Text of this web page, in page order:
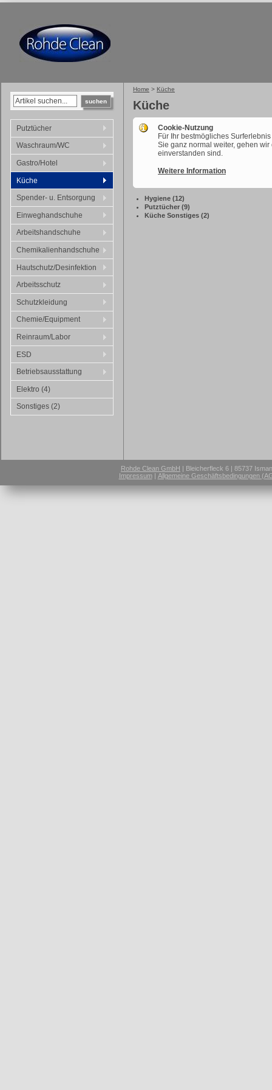
suchen
Putztücher
Waschraum/WC
Gastro/Hotel
Küche
Spender- u. Entsorgung
Einweghandschuhe
Arbeitshandschuhe
Chemikalienhandschuhe
Hautschutz/Desinfektion
Arbeitsschutz
Schutzkleidung
Chemie/Equipment
Reinraum/Labor
ESD
Betriebsausstattung
Elektro (4)
Sonstiges (2)
Home > Küche
Küche
Cookie-Nutzung
Für Ihr bestmögliches
Sie ganz normal weiter, gehen
einverstanden sind.
Weitere Information
Hygiene (12)
Putztücher (9)
Küche Sonstiges (2)
Rohde Clean GmbH | Bleicherfleck 6 | 85737
Impressum| Allgemeine Geschäftsbedingungen